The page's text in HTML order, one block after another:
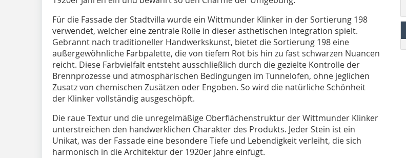
Für die Fassade der Stadtvilla wurde ein Wittmunder Klinker in der Sortierung 198
verwendet, welcher eine zentrale Rolle in dieser ästhetischen Integration spielt.
Gebrannt nach traditioneller Handwerkskunst, bietet die Sortierung 198 eine
außergewöhnliche Farbpalette, die von tiefem Rot bis hin zu fast schwarzen Nuancen
reicht. Diese Farbvielfalt entsteht ausschließlich durch die gezielte Kontrolle der
Brennprozesse und atmosphärischen Bedingungen im Tunnelofen, ohne jeglichen
Zusatz von chemischen Zusätzen oder Engoben. So wird die natürliche Schönheit
der Klinker vollständig ausgeschöpft.
Die raue Textur und die unregelmäßige Oberflächenstruktur der Wittmunder Klinker
unterstreichen den handwerklichen Charakter des Produkts. Jeder Stein ist ein
Unikat, was der Fassade eine besondere Tiefe und Lebendigkeit verleiht, die sich
harmonisch in die Architektur der 1920er Jahre einfügt.